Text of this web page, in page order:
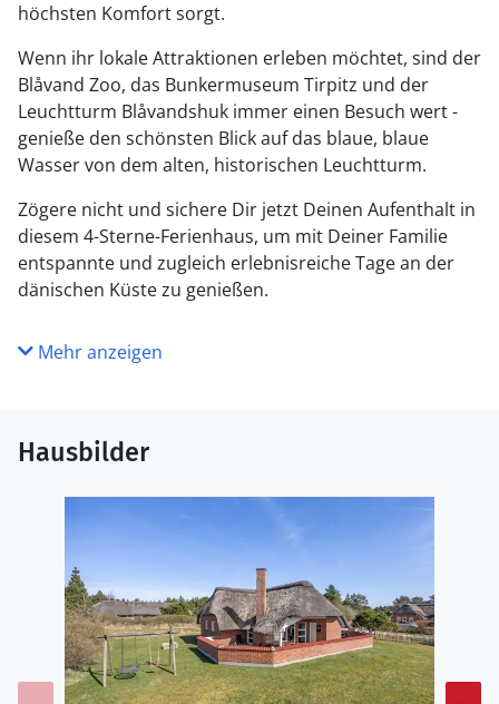
höchsten Komfort sorgt.
Wenn ihr lokale Attraktionen erleben möchtet, sind der
Blåvand Zoo, das Bunkermuseum Tirpitz und der
Leuchtturm Blåvandshuk immer einen Besuch wert -
genieße den schönsten Blick auf das blaue, blaue
Wasser von dem alten, historischen Leuchtturm.
Zögere nicht und sichere Dir jetzt Deinen Aufenthalt in
diesem 4-Sterne-Ferienhaus, um mit Deiner Familie
entspannte und zugleich erlebnisreiche Tage an der
dänischen Küste zu genießen.
Mehr anzeigen
Hausbilder